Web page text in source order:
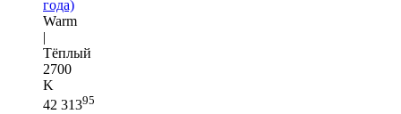
года)
Warm
|
Тёплый
2700
K
42 31395